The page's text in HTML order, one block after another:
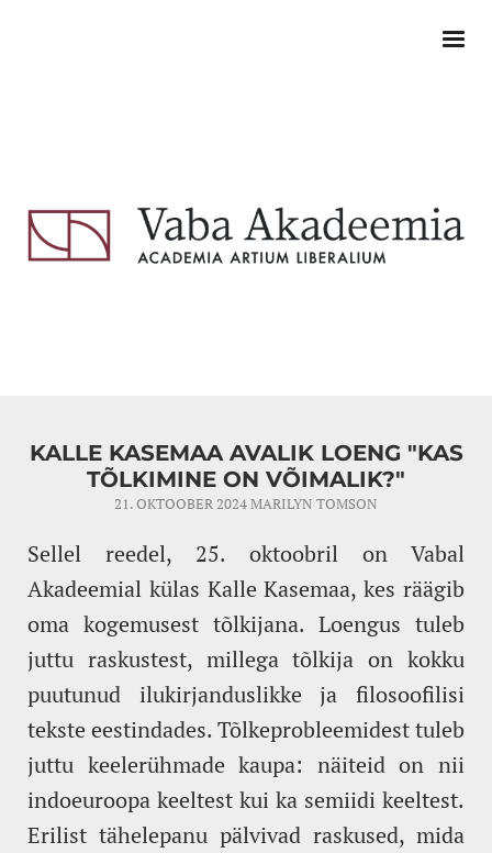
KALLE KASEMAA AVALIK LOENG "KAS
TÕLKIMINE ON VÕIMALIK?"
21. OKTOOBER 2024MARILYN TOMSON
Sellel reedel, 25. oktoobril on Vabal
Akadeemial külas Kalle Kasemaa, kes räägib
oma kogemusest tõlkijana. Loengus tuleb
juttu raskustest, millega tõlkija on kokku
puutunud ilukirjanduslikke ja filosoofilisi
tekste eestindades. Tõlkeprobleemidest tuleb
juttu keelerühmade kaupa: näiteid on nii
indoeuroopa keeltest kui ka semiidi keeltest.
Erilist tähelepanu pälvivad raskused, mida